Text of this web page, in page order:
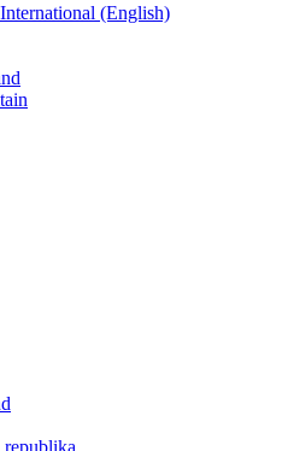
International (English)
republika